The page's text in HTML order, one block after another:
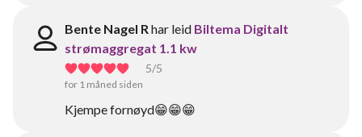
Bente Nagel Rhar leid Biltema Digitalt
strømaggregat 1.1 kw
5/5
for 1 måned siden
Kjempe fornøyd😁😁😁